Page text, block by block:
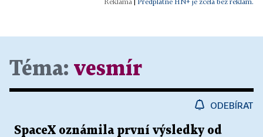
Téma: vesmír
ODEBÍRAT
SpaceX oznámila první výsledky od